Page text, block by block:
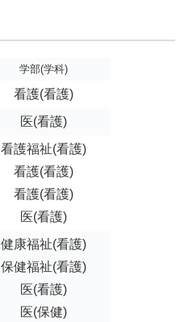
学部(学科)
看護(看護)
医(看護)
看護福祉(看護)
看護(看護)
看護(看護)
医(看護)
健康福祉(看護)
保健福祉(看護)
医(看護)
医(保健)